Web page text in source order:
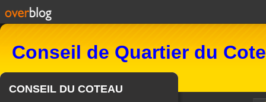
Conseil de Quartier du
CONSEIL DU COTEAU